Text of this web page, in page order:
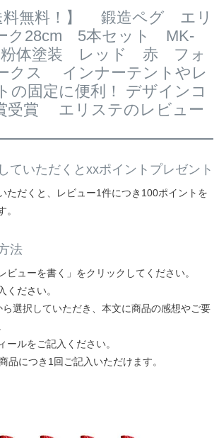
料無料！】 鍛造ペグ エリ
ク28cm 5本セット MK-
粉体塗装 レッド 赤 フォ
クス インナーテントやレ
の固定に便利！ デザインコ
受賞 エリステのレビュー
ていただくとxxポイントプレゼント
ただくと、レビュー1件につき100ポイントを
。
法
ビューを書く」をクリックしてください。
ください。
選択していただき、本文に商品の感想やご要
ールをご記入ください。
品につき1回ご記入いただけます。